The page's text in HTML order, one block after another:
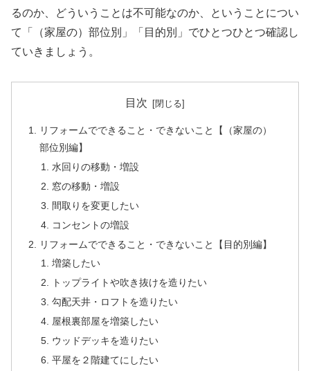
るのか、どういうことは不可能なのか、ということについ
て「（家屋の）部位別」「目的別」でひとつひとつ確認し
ていきましょう。
目次
リフォームでできること・できないこと【（家屋の）
部位別編】
水回りの移動・増設
窓の移動・増設
間取りを変更したい
コンセントの増設
リフォームでできること・できないこと【目的別編】
増築したい
トップライトや吹き抜けを造りたい
勾配天井・ロフトを造りたい
屋根裏部屋を増築したい
ウッドデッキを造りたい
平屋を２階建てにしたい